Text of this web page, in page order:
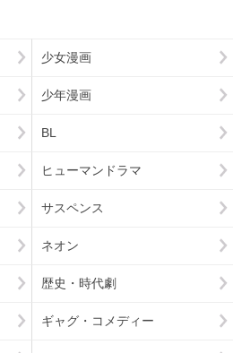
少女漫画
少年漫画
BL
ヒューマンドラマ
サスペンス
ネオン
歴史・時代劇
ギャグ・コメディー